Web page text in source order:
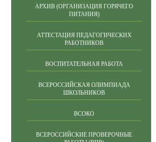
АРХИВ (ОРГАНИЗАЦИЯ ГОРЯЧЕГО
ПИТАНИЯ)
АТТЕСТАЦИЯ ПЕДАГОГИЧЕСКИХ
РАБОТНИКОВ
ВОСПИТАТЕЛЬНАЯ РАБОТА
ВСЕРОССИЙСКАЯ ОЛИМПИАДА
ШКОЛЬНИКОВ
ВСОКО
ВСЕРОССИЙСКИЕ ПРОВЕРОЧНЫЕ